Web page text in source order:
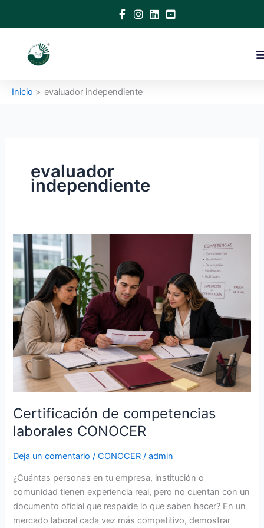
Inicio evaluador independiente
evaluador
independiente
Certificación de competencias
laborales CONOCER
Deja un comentario /CONOCER /admin
¿Cuántas personas en tu empresa, institución o
comunidad tienen experiencia real, pero no cuentan con un
documento oficial que respalde lo que saben hacer? En un
mercado laboral cada vez más competitivo, demostrar
Certificación
de
competencias
laborales
CONOCER